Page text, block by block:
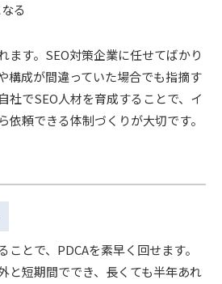
る
ます。SEO対策企業に任せてばかり
構成が間違っていた場合でも指摘す
社でSEO人材を育成することで、イ
依頼できる体制づくりが大切です。
ことで、PDCAを素早く回せます。
と短期間ででき、長くても半年あれ